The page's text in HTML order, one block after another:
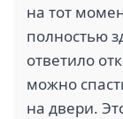
на тот
полностью
ответило
можно
на двери.